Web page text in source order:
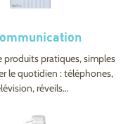
produits pratiques, simples
le quotidien : téléphones,
réveils…